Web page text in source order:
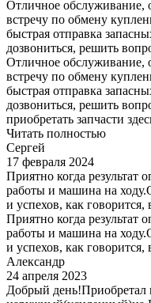
Отличное обслуживание,
встречу по обмену
быстрая отправка
дозвониться, решить
Отличное обслуживание,
встречу по обмену
быстрая отправка
дозвониться, решить
приобретать запчасти
Читать полностью
Сергей
17 февраля 2024
Приятно когда результат
работы и машина на
и успехов, как говорится,
Приятно когда результат
работы и машина на
и успехов, как говорится,
Александр
24 апреля 2023
Добрый день!Приобретал